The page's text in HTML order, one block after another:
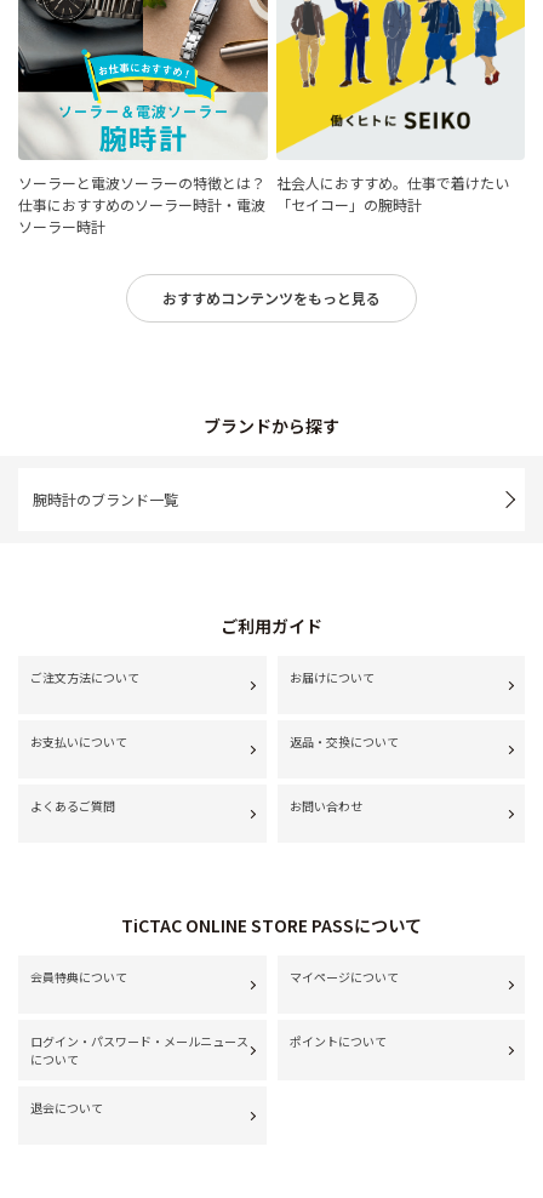
ソーラーと電波ソーラーの特徴とは？
仕事におすすめのソーラー時計・電波
ソーラー時計
社会人におすすめ。仕事で着けたい
「セイコー」の腕時計
おすすめコンテンツをもっと見る
ブランドから探す
腕時計のブランド一覧
ご利用ガイド
ご注文方法について お届けについて
お支払いについて 返品・交換について
よくあるご質問 お問い合わせ
TiCTAC ONLINE STORE PASSについて
会員特典について マイページについて
ログイン・パスワード・メールニュース
について
ポイントについて
退会について